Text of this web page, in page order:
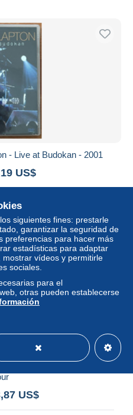
- Live at Budokan - 2001
US$
US$
siguientes fines: prestarle
garantizar la seguridad de
preferencias para hacer más
estadísticas para adaptar
vídeos y permitirle
sociales.
para el
otras pueden establecerse